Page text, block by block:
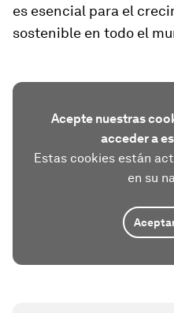
es esencial para el
sostenible en todo el
Acepte nuestras
acceder a
Estas cookies están
en su